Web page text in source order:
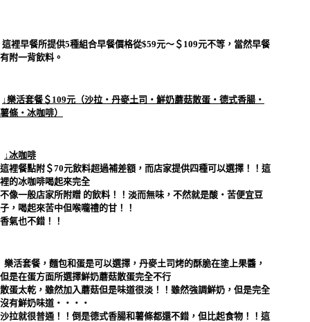
這裡早餐所提供5種組合早餐價格從$59元～＄109元不等，當然早餐
有附一背飲料。
↓樂活套餐＄109元（沙拉‧丹麥土司‧鮮奶蘑菇散蛋‧德式香腸‧
薯條‧冰咖啡）
↓冰咖啡
這裡餐點附＄70元飲料超過補差額，而店家提供四種可以選擇！！這
裡的冰咖啡喝起來完全
不像一般店家所附贈 的飲料！！淡而無味，不然就是酸‧苦便宜豆
子，喝起來苦中但喉嚨禮的甘！！
香氣也不錯！！
樂活套餐，麵包和蛋是可以選擇，丹麥土司烤的酥脆在塗上果醬，
但是在蛋方面所選擇鮮奶蘑菇散蛋完全不行
散蛋太乾，雖然加入蘑菇但是味道很淡！！雖然強調鮮奶，但是完全
沒有鮮奶味道‧‧‧‧
沙拉就很普通！！倒是德式香腸和薯條都還不錯，但比起食物！！這